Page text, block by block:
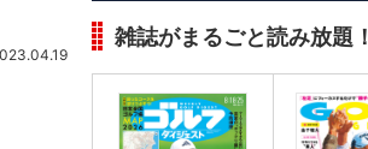
雑誌がまるごと読み放題！